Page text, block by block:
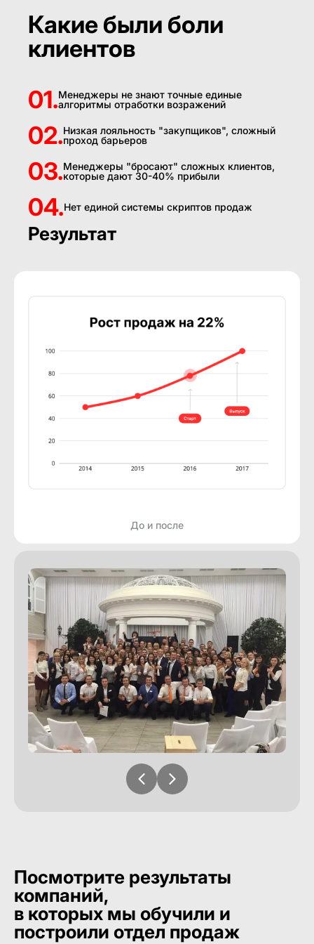
Какие были боли
клиентов
01.Менеджеры не знают точные единые
алгоритмы отработки возражений
02.Низкая лояльность "закупщиков", сложный
проход барьеров
03.Менеджеры "бросают" сложных клиентов,
которые дают 30-40% прибыли
04.Нет единой системы скриптов продаж
Результат
До и после
Посмотрите результаты
компаний,
в которых мы обучили и
построили отдел продаж